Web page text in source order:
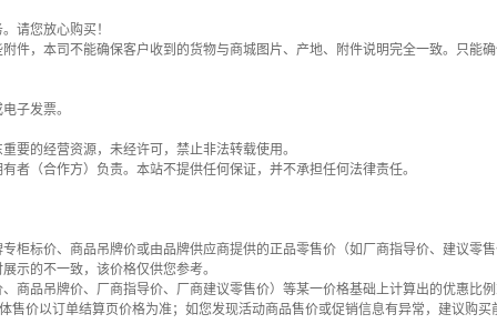
请您放心购买！
件，本司不能确保客户收到的货物与商城图片、产地、附件说明完全一致。只能
子发票。
要的经营资源，未经许可，禁止非法转载使用。
者（合作方）负责。本站不提供任何保证，并不承担任何法律责任。
柜标价、商品吊牌价或由品牌供应商提供的正品零售价（如厂商指导价、建议零
示的不一致，该价格仅供您参考。
商品吊牌价、厂商指导价、厂商建议零售价）等某一价格基础上计算出的优惠比
售价以订单结算页价格为准；如您发现活动商品售价或促销信息有异常，建议购买